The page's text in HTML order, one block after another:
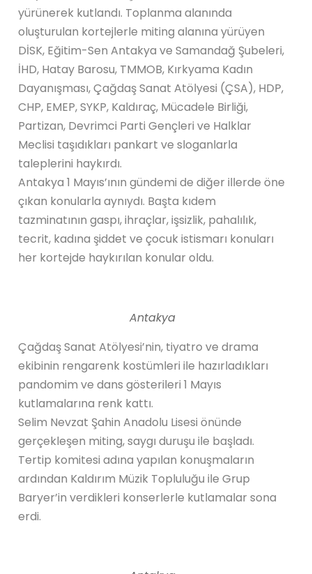
yürünerek kutlandı. Toplanma alanında
oluşturulan kortejlerle miting alanına yürüyen
DİSK, Eğitim-Sen Antakya ve Samandağ Şubeleri,
İHD, Hatay Barosu, TMMOB, Kırkyama Kadın
Dayanışması, Çağdaş Sanat Atölyesi (ÇSA), HDP,
CHP, EMEP, SYKP, Kaldıraç, Mücadele Birliği,
Partizan, Devrimci Parti Gençleri ve Halklar
Meclisi taşıdıkları pankart ve sloganlarla
taleplerini haykırdı.
Antakya 1 Mayıs’ının gündemi de diğer illerde öne
çıkan konularla aynıydı. Başta kıdem
tazminatının gaspı, ihraçlar, işsizlik, pahalılık,
tecrit, kadına şiddet ve çocuk istismarı konuları
her kortejde haykırılan konular oldu.
Antakya
Çağdaş Sanat Atölyesi’nin, tiyatro ve drama
ekibinin rengarenk kostümleri ile hazırladıkları
pandomim ve dans gösterileri 1 Mayıs
kutlamalarına renk kattı.
Selim Nevzat Şahin Anadolu Lisesi önünde
gerçekleşen miting, saygı duruşu ile başladı.
Tertip komitesi adına yapılan konuşmaların
ardından Kaldırım Müzik Topluluğu ile Grup
Baryer’in verdikleri konserlerle kutlamalar sona
erdi.